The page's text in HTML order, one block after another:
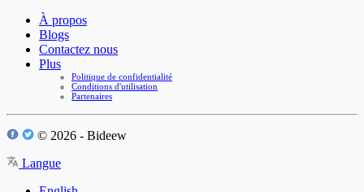
À propos
Blogs
Contactez nous
Plus
Politique de confidentialité
Conditions d'utilisation
Partenaires
© 2026 - Bideew
Langue